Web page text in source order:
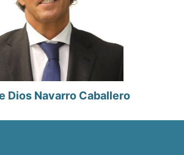
Dios Navarro Caballero